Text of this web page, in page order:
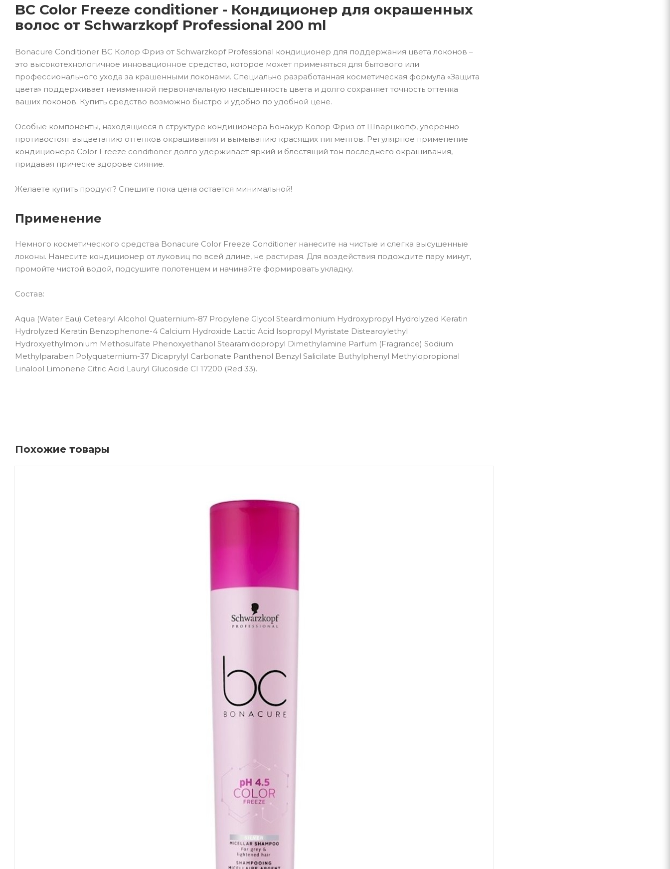
BC Color Freeze conditioner - Кондиционер для окрашенных
волос от Schwarzkopf Professional 200 ml
Bonacure Сonditioner BC Колор Фриз от Schwarzkopf Рrofessional кондиционер для поддержания цвета локонов –
это высокотехнологичное инновационное средство, которое может применяться для бытового или
профессионального ухода за крашенными локонами. Специально разработанная косметическая формула «Защита
цвета» поддерживает неизменной первоначальную насыщенность цвета и долго сохраняет точность оттенка
ваших локонов. Купить средство возможно быстро и удобно по удобной цене.
Особые компоненты, находящиеся в структуре кондиционера Бонакур Колор Фриз от Шварцкопф, уверенно
противостоят выцветанию оттенков окрашивания и вымыванию красящих пигментов. Регулярное применение
кондиционера Color Freeze conditioner долго удерживает яркий и блестящий тон последнего окрашивания,
придавая прическе здорове сияние.
Желаете купить продукт? Спешите пока цена остается минимальной!
Применение
Немного косметического средства Bonacure Color Freeze Сonditioner нанесите на чистые и слегка высушенные
локоны. Нанесите кондиционер от луковиц по всей длине, не растирая. Для воздействия подождите пару минут,
промойте чистой водой, подсушите полотенцем и начинайте формировать укладку.
Состав:
Aqua (Water Eau) Cetearyl Alcohol Quaternium-87 Propylene Glycol Steardimonium Hydroxypropyl Hydrolyzed Keratin
Hydrolyzed Keratin Benzophenone-4 Calcium Hydroxide Lactic Acid Isopropyl Myristate Distearoylethyl
Hydroxyethylmonium Methosulfate Phenoxyethanol Stearamidopropyl Dimethylamine Parfum (Fragrance) Sodium
Methylparaben Polyquaternium-37 Dicaprylyl Carbonate Panthenol Benzyl Salicilate Buthylphenyl Methylopropional
Linalool Limonene Citric Acid Lauryl Glucoside CI 17200 (Red 33).
Похожие товары